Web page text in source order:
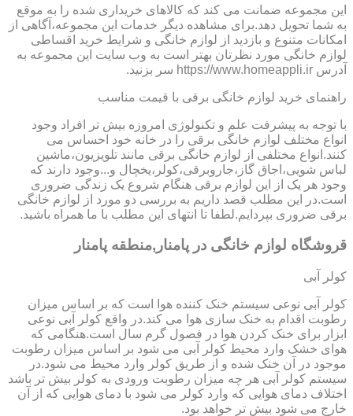
این مجموعه ضمانت می کند که کالاهای خریداری شده را به موقع
به شما تحویل دهد.برای مشاهده دیگر خدمات این مجموعه،آگاهی از
امکانات متنوع و بازدید از لوازم خانگی و شرایط خرید اقساطی
لوازم خانگی مورد نظرتان بهتر است به وب سایت این مجموعه به
آدرس https://www.homeappli.ir سر بزنید.
راهنمای خرید لوازم خانگی برقی با قیمت مناسب
با توجه به پیشرفت علم و تکنولوژی امروزه بیش تر افراد وجود
انواع مختلف لوازم خانگی برقی را در خانه خود احساس می
کنند.انواع مختلفی از لوازم خانگی برقی مانند تلویزیون،ماشین
لباس شویی،اجاق گاز،جاروبرقی،کولر،یخچال و...وجود دارند که
وجود هر یک از این لوازم برقی هنگام شروع یک زندگی ضروری
است.در این مطلب قصد داریم به بررسی دو مورد از لوازم خانگی
برقی ضروری بپردایم.لطفا تا انتهای این مطلب با ما همراه باشید.
قروشگاه لوازم خانگی در پامنار,منطقه پامنار
کولر آبی
کولر آبی نوعی سیستم خنک کننده هوا است که بر اساس میزان
رطوبت اقدام به خنک سازی هوا می کند.در واقع کولر آبی نوعی
ابزار برای خنک کردن هوا در فصول گرم سال است.هنگامی که
هوای خشک وارد محیط کولر آبی می شود بر اساس میزان رطوبت
موجود در آن خنک شده و از طریق کولر وارد محیط می شود.در
سیستم کولر آبی هر چه میزان رطوبت ورودی به کولر بیش تر باشد
اختلاف دمای هوایی که وارد کولر می شود با دمای هوایی که از آن
خارج می شود بیش تر خواهد بود.